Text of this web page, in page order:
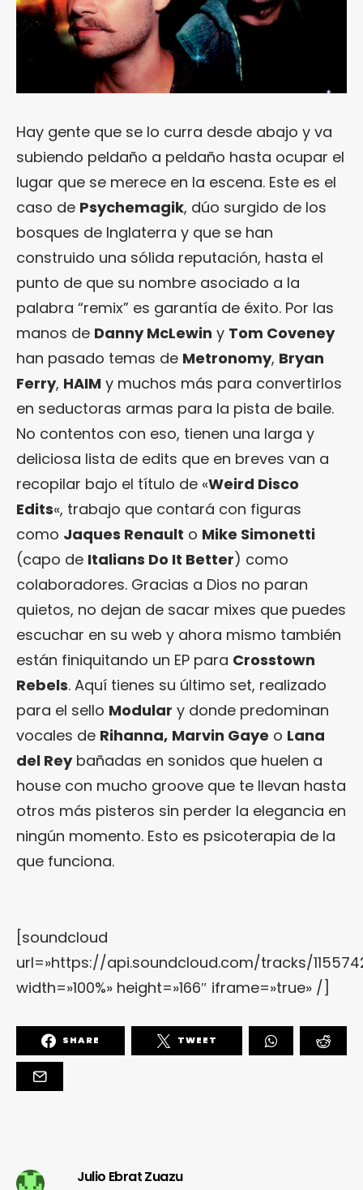
Hay gente que se lo curra desde abajo y va
subiendo peldaño a peldaño hasta ocupar el
lugar que se merece en la escena. Este es el
caso de Psychemagik, dúo surgido de los
bosques de Inglaterra y que se han
construido una sólida reputación, hasta el
punto de que su nombre asociado a la
palabra “remix” es garantía de éxito. Por las
manos de Danny McLewin y Tom Coveney
han pasado temas de Metronomy, Bryan
Ferry, HAIM y muchos más para convertirlos
en seductoras armas para la pista de baile.
No contentos con eso, tienen una larga y
deliciosa lista de edits que en breves van a
recopilar bajo el título de «Weird Disco
Edits«, trabajo que contará con figuras
como Jaques Renault o Mike Simonetti
(capo de Italians Do It Better) como
colaboradores. Gracias a Dios no paran
quietos, no dejan de sacar mixes que puedes
escuchar en su web y ahora mismo también
están finiquitando un EP para Crosstown
Rebels. Aquí tienes su último set, realizado
para el sello Modular y donde predominan
vocales de Rihanna, Marvin Gaye o Lana
del Reybañadas en sonidos que huelen a
house con mucho groove que te llevan hasta
otros más pisteros sin perder la elegancia en
ningún momento. Esto es psicoterapia de la
que funciona.
[soundcloud
url=»https://api.soundcloud.com/tracks/
width=»100%» height=»166″ iframe=»true» /]
SHARE TWEET
Julio Ebrat Zuazu